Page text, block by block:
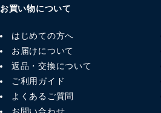
お買い物について
はじめての方へ
お届けについて
返品・交換について
ご利用ガイド
よくあるご質問